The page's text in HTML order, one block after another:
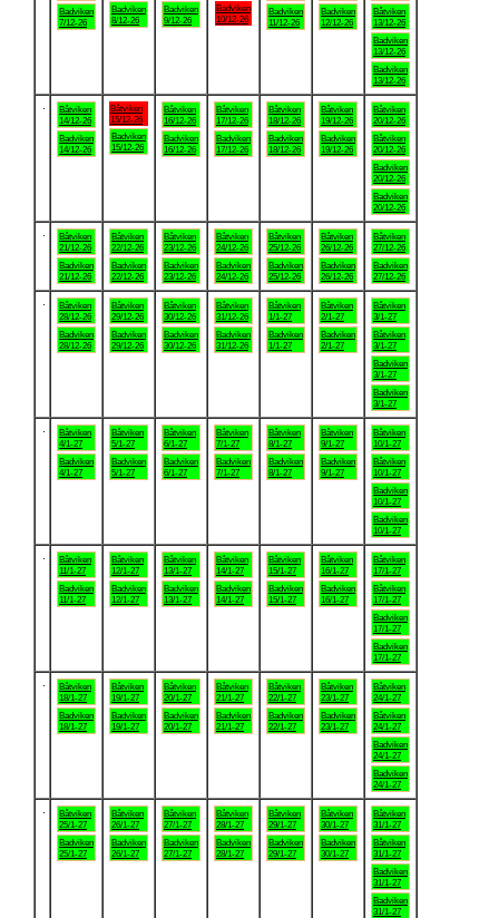
Badviken
7/12-26
Badviken
8/12-26
Badviken
9/12-26
Badviken
10/12-26
Badviken
11/12-26
Badviken
12/12-26
Båtviken
13/12-26
Badviken
13/12-26
Badviken
13/12-26
Båtviken
14/12-26
Badviken
14/12-26
Båtviken
15/12-26
Badviken
15/12-26
Båtviken
16/12-26
Badviken
16/12-26
Båtviken
17/12-26
Badviken
17/12-26
Båtviken
18/12-26
Badviken
18/12-26
Båtviken
19/12-26
Badviken
19/12-26
Båtviken
20/12-26
Båtviken
20/12-26
Badviken
20/12-26
Badviken
20/12-26
Båtviken
21/12-26
Badviken
21/12-26
Båtviken
22/12-26
Badviken
22/12-26
Båtviken
23/12-26
Badviken
23/12-26
Båtviken
24/12-26
Badviken
24/12-26
Båtviken
25/12-26
Badviken
25/12-26
Båtviken
26/12-26
Badviken
26/12-26
Båtviken
27/12-26
Badviken
27/12-26
Båtviken
28/12-26
Badviken
28/12-26
Båtviken
29/12-26
Badviken
29/12-26
Båtviken
30/12-26
Badviken
30/12-26
Båtviken
31/12-26
Badviken
31/12-26
Båtviken
1/1-27
Badviken
1/1-27
Båtviken
2/1-27
Badviken
2/1-27
Båtviken
3/1-27
Båtviken
3/1-27
Badviken
3/1-27
Badviken
3/1-27
Båtviken
4/1-27
Badviken
4/1-27
Båtviken
5/1-27
Badviken
5/1-27
Båtviken
6/1-27
Badviken
6/1-27
Båtviken
7/1-27
Badviken
7/1-27
Båtviken
8/1-27
Badviken
8/1-27
Båtviken
9/1-27
Badviken
9/1-27
Båtviken
10/1-27
Båtviken
10/1-27
Badviken
10/1-27
Badviken
10/1-27
Båtviken
11/1-27
Badviken
11/1-27
Båtviken
12/1-27
Badviken
12/1-27
Båtviken
13/1-27
Badviken
13/1-27
Båtviken
14/1-27
Badviken
14/1-27
Båtviken
15/1-27
Badviken
15/1-27
Båtviken
16/1-27
Badviken
16/1-27
Båtviken
17/1-27
Båtviken
17/1-27
Badviken
17/1-27
Badviken
17/1-27
Båtviken
18/1-27
Badviken
18/1-27
Båtviken
19/1-27
Badviken
19/1-27
Båtviken
20/1-27
Badviken
20/1-27
Båtviken
21/1-27
Badviken
21/1-27
Båtviken
22/1-27
Badviken
22/1-27
Båtviken
23/1-27
Badviken
23/1-27
Båtviken
24/1-27
Båtviken
24/1-27
Badviken
24/1-27
Badviken
24/1-27
Båtviken
25/1-27
Badviken
25/1-27
Båtviken
26/1-27
Badviken
26/1-27
Båtviken
27/1-27
Badviken
27/1-27
Båtviken
28/1-27
Badviken
28/1-27
Båtviken
29/1-27
Badviken
29/1-27
Båtviken
30/1-27
Badviken
30/1-27
Båtviken
31/1-27
Båtviken
31/1-27
Badviken
31/1-27
Badviken
31/1-27